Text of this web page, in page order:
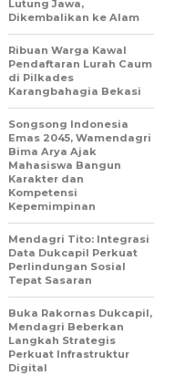
Lutung Jawa,
Dikembalikan ke Alam
Ribuan Warga Kawal
Pendaftaran Lurah Caum
di Pilkades
Karangbahagia Bekasi
Songsong Indonesia
Emas 2045, Wamendagri
Bima Arya Ajak
Mahasiswa Bangun
Karakter dan
Kompetensi
Kepemimpinan
Mendagri Tito: Integrasi
Data Dukcapil Perkuat
Perlindungan Sosial
Tepat Sasaran
Buka Rakornas Dukcapil,
Mendagri Beberkan
Langkah Strategis
Perkuat Infrastruktur
Digital